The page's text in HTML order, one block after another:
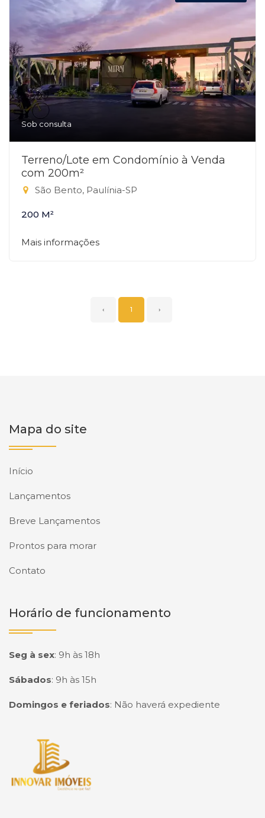
Sob consulta
Terreno/Lote em Condomínio à Venda
com 200m²
São Bento, Paulínia-SP
200 M²
Mais informações
‹ 1 ›
Mapa do site
Início
Lançamentos
Breve Lançamentos
Prontos para morar
Contato
Horário de funcionamento
Seg à sex: 9h às 18h
Sábados: 9h às 15h
Domingos e feriados: Não haverá expediente
Página inicial